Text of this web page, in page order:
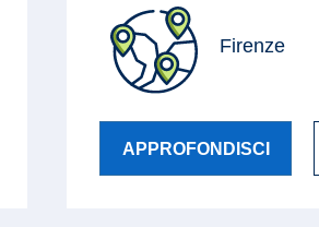
Firenze
APPROFONDISCI